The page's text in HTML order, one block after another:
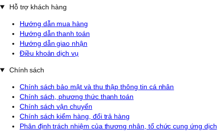
Hỗ trợ khách hàng
Hướng dẫn mua hàng
Hướng dẫn thanh toán
Hướng dẫn giao nhận
Điều khoản dịch vụ
Chính sách
Chính sách bảo mật và thu thập thông tin cá nhân
Chính sách, phương thức thanh toán
Chính sách vận chuyển
Chính sách kiểm hàng, đổi trả hàng
Phân định trách nhiệm của thương nhân, tổ chức cung ứng dịch